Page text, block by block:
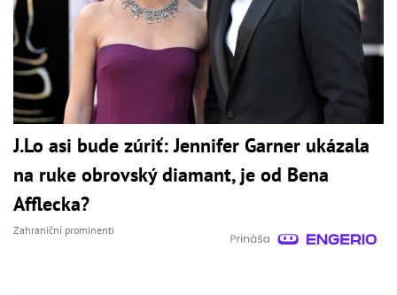
J.Lo asi bude zúriť: Jennifer Garner ukázala
na ruke obrovský diamant, je od Bena
Afflecka?
Zahraniční prominenti